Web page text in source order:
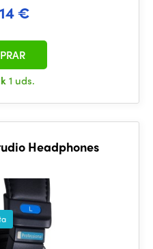
€
1 uds.
Headphones